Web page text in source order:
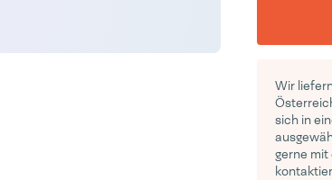
Wir
sich in
gerne mit